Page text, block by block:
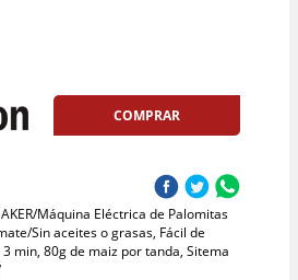
COMPRAR
Máquina Eléctrica de Palomitas
Sin aceites o grasas, Fácil de
min, 80g de maiz por tanda, Sitema